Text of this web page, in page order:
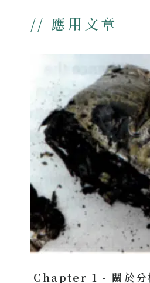
// 應用文章
Chapter 1 - 關於分